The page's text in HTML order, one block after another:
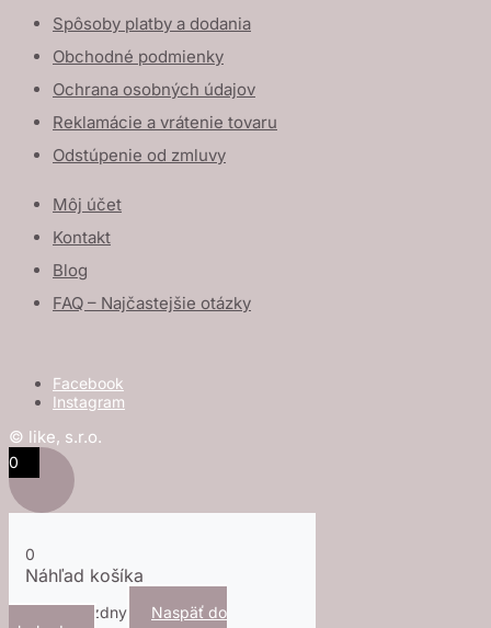
Spôsoby platby a dodania
Obchodné podmienky
Ochrana osobných údajov
Reklamácie a vrátenie tovaru
Odstúpenie od zmluvy
Môj účet
Kontakt
Blog
FAQ – Najčastejšie otázky
Facebook
Instagram
© like, s.r.o.
0
0
Náhľad košíka
Košík je prázdny
Naspäť do